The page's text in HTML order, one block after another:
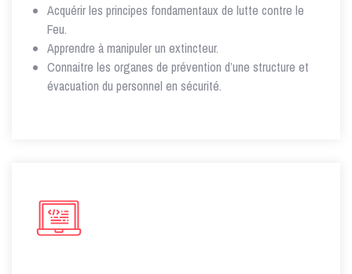
Acquérir les principes fondamentaux de lutte contre le
Feu.
Apprendre à manipuler un extincteur.
Connaitre les organes de prévention d’une structure et
évacuation du personnel en sécurité.